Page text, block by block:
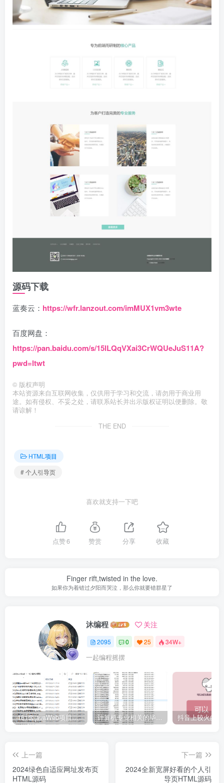
源码下载
蓝奏云： https://wfr.lanzout.com/imMUX1vm3wte
百度网盘：
https://pan.baidu.com/s/15lLQqVXai3CrWQUeJuS11A?
pwd=ltwt
© 版权声明
本站资源来自互联网收集，仅供用于学习和交流，请勿用于商业用
途。如有侵权、不妥之处，请联系站长并出示版权证明以便删除。敬
请谅解！
THE END
HTML项目
# 个人引导页
喜欢就支持一下吧
点赞6 赞赏 分享 收藏
Finger rift,twisted in the love.
如果你为着错过夕阳而哭泣，那么你就要错群星了
沐编程 关注
2095 0 25 34W+
一起编程摇摆
161套javaWeb项目源码免费分享 计算机专业相关的毕业设计论文合集免费下载
上一篇
2024绿色自适应网址发布页
HTML源码
下一篇
2024全新宽屏好看的个人引
导页HTML源码